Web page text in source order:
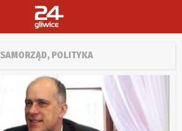
SAMORZĄD, POLITYKA